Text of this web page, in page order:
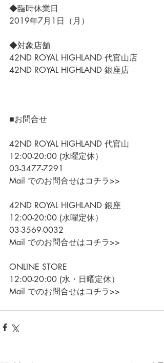
◆臨時休業日
2019年7月1日（月）
◆対象店舗
42ND ROYAL HIGHLAND 代官山店
42ND ROYAL HIGHLAND 銀座店
■お問合せ
42ND ROYAL HIGHLAND 代官山
12:00-20:00 (水曜定休）
03-3477-7291
Mail でのお問合せはコチラ>>
42ND ROYAL HIGHLAND 銀座
12:00-20:00 (水曜定休）
03-3569-0032
Mail でのお問合せはコチラ>>
ONLINE STORE
12:00-20:00 (水・日曜定休）
Mail でのお問合せはコチラ>>